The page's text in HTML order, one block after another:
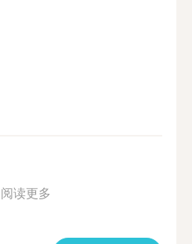
阅读更多